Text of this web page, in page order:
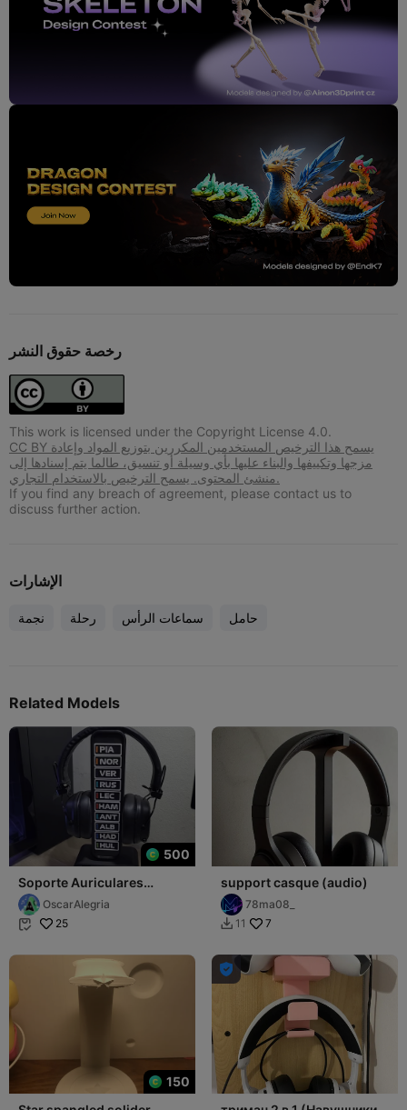
رخصة حقوق النشر
This work is licensed under the Copyright License 4.0.
CC BY يسمح هذا الترخيص المستخدمين المكررين بتوزيع المواد وإعادة
مزجها وتكييفها والبناء عليها بأي وسيلة أو تنسيق، طالما يتم إسنادها إلى
منشئ المحتوى. يسمح الترخيص بالاستخدام التجاري.
If you find any breach of agreement, please contact us to
discuss further action.
الإشارات
نجمة رحلة سماعات الرأس حامل
Related Models
500
Soporte Auriculares
pilotos F1
OscarAlegria
 25
support casque (audio)
78ma08_
 11 7
150
